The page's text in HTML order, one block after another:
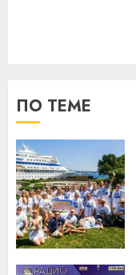
ПО ТЕМЕ